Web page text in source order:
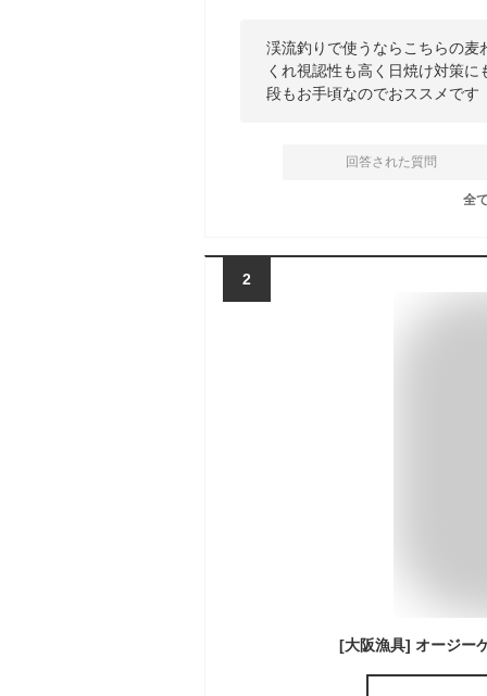
渓流釣りで使うならこちらの
くれ視認性も高く日焼け対策
段もお手頃なのでおススメです
回答された質問
全
2
[大阪漁具] オージー